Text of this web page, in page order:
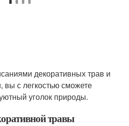
декоративных трав и
вы с легкостью сможете
уголок природы.
травы